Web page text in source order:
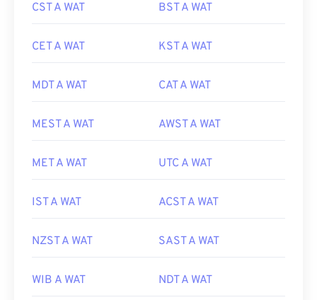
CST A WAT BST A WAT
CET A WAT KST A WAT
MDT A WAT CAT A WAT
MEST A WAT AWST A WAT
MET A WAT UTC A WAT
IST A WAT ACST A WAT
NZST A WAT SAST A WAT
WIB A WAT NDT A WAT